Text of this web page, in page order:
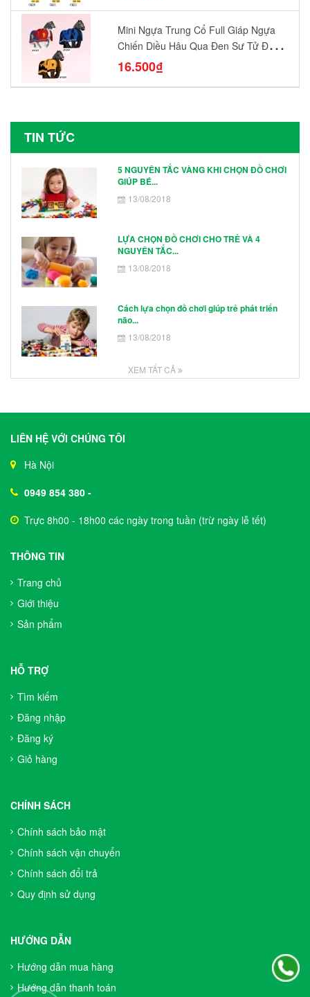
Mini Ngựa Trung Cổ Full Giáp Ngựa
Chiến Diều Hâu Quạ Đen Sư Tử Đỏ
N1003 - N1005 Đồ Chơi Lắp Ráp Mô
Hình Nhân Vật
16.500₫
TIN TỨC
5 NGUYÊN TẮC VÀNG KHI CHỌN ĐỒ CHƠI
GIÚP BÉ...
13/08/2018
LỰA CHỌN ĐỒ CHƠI CHO TRẺ VÀ 4
NGUYÊN TẮC...
13/08/2018
Cách lựa chọn đồ chơi giúp trẻ phát triển
não...
13/08/2018
XEM TẤT CẢ
LIÊN HỆ VỚI CHÚNG TÔI
Hà Nội
0949 854 380 -
Trực 8h00 - 18h00 các ngày trong tuần (trừ ngày lễ tết)
THÔNG TIN
Trang chủ
Giới thiệu
Sản phẩm
HỖ TRỢ
Tìm kiếm
Đăng nhập
Đăng ký
Giỏ hàng
CHÍNH SÁCH
Chính sách bảo mật
Chính sách vận chuyển
Chính sách đổi trả
Quy định sử dụng
HƯỚNG DẪN
Hướng dẫn mua hàng
Hướng dẫn thanh toán